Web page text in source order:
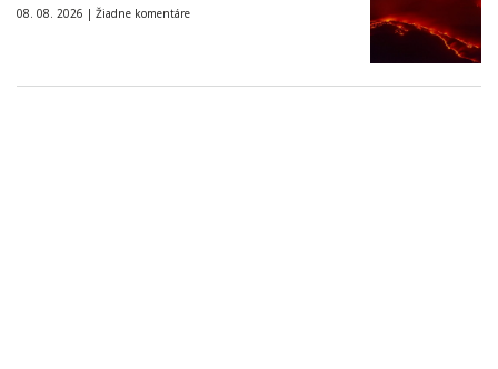
08. 08. 2026 | Žiadne komentáre